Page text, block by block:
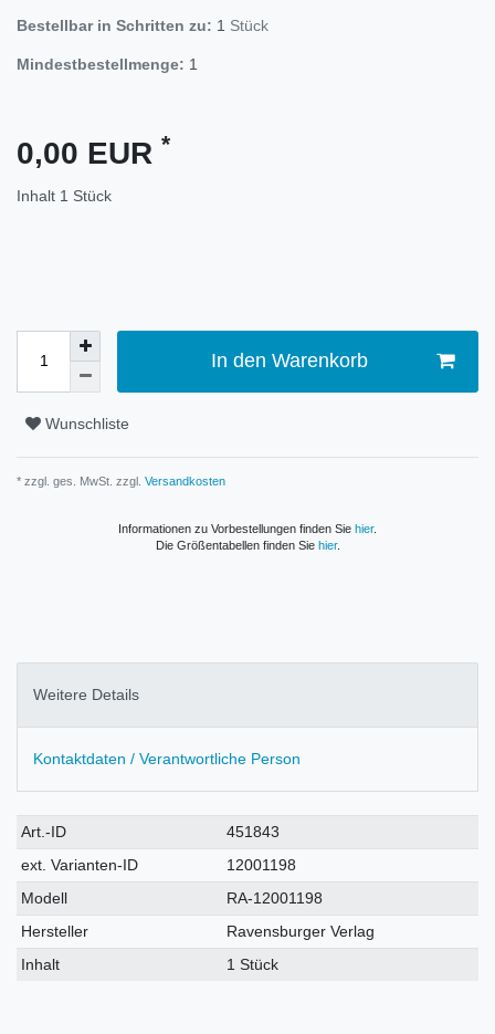
Bestellbar in Schritten zu: 1 Stück
Mindestbestellmenge: 1
0,00 EUR *
Inhalt 1 Stück
In den Warenkorb
Wunschliste
* zzgl. ges. MwSt. zzgl. Versandkosten
Informationen zu Vorbestellungen finden Sie hier.
Die Größentabellen finden Sie hier.
Weitere Details
Kontaktdaten / Verantwortliche Person
Technisches
Merkmal
Wert
Art.-ID
451843
ext. Varianten-ID
12001198
Modell
RA-12001198
Hersteller
Ravensburger Verlag
Inhalt
1 Stück